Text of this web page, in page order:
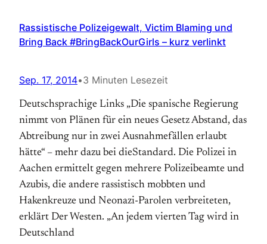
Rassistische Polizeigewalt, Victim Blaming und
Bring Back #BringBackOurGirls – kurz verlinkt
Sep. 17, 2014•3 Minuten Lesezeit
Deutschsprachige Links „Die spanische Regierung
nimmt von Plänen für ein neues Gesetz Abstand, das
Abtreibung nur in zwei Ausnahmefällen erlaubt
hätte“ – mehr dazu bei dieStandard. Die Polizei in
Aachen ermittelt gegen mehrere Polizeibeamte und
Azubis, die andere rassistisch mobbten und
Hakenkreuze und Neonazi-Parolen verbreiteten,
erklärt Der Westen. „An jedem vierten Tag wird in
Deutschland